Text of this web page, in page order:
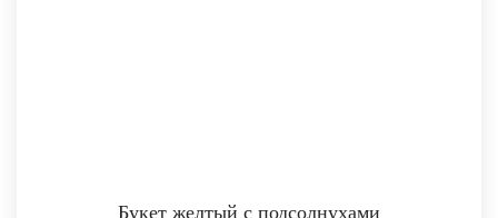
Букет желтый с подсолнухами